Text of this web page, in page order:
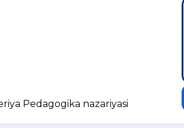
Pedagogika nazariyasi